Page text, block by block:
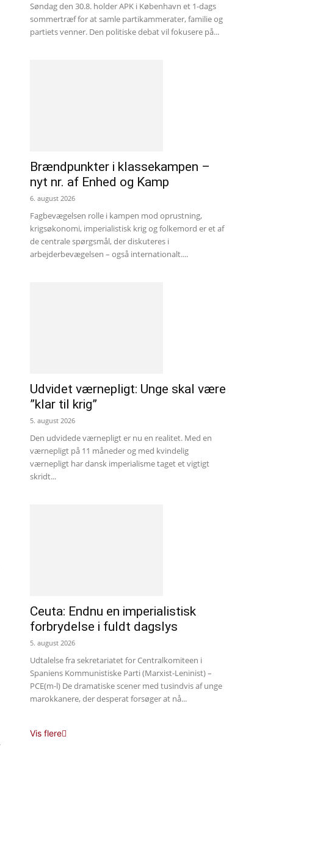
Søndag den 30.8. holder APK i København et 1-dags
sommertræf for at samle partikammerater, familie og
partiets venner. Den politiske debat vil fokusere på...
Brændpunkter i klassekampen –
nyt nr. af Enhed og Kamp
6. august 2026
Fagbevægelsen rolle i kampen mod oprustning,
krigsøkonomi, imperialistisk krig og folkemord er et af
de centrale spørgsmål, der diskuteres i
arbejderbevægelsen – også internationalt....
Udvidet værnepligt: Unge skal være
”klar til krig”
5. august 2026
Den udvidede værnepligt er nu en realitet. Med en
værnepligt på 11 måneder og med kvindelig
værnepligt har dansk imperialisme taget et vigtigt
skridt...
Ceuta: Endnu en imperialistisk
forbrydelse i fuldt dagslys
5. august 2026
Udtalelse fra sekretariatet for Centralkomiteen i
Spaniens Kommunistiske Parti (Marxist-Leninist) –
PCE(m-l) De dramatiske scener med tusindvis af unge
marokkanere, der desperat forsøger at nå...
Vis flere